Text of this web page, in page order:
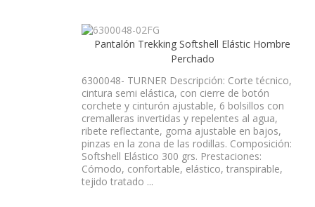
Pantalón Trekking Softshell Elástic Hombre
Perchado
6300048- TURNER Descripción: Corte técnico,
cintura semi elástica, con cierre de botón
corchete y cinturón ajustable, 6 bolsillos con
cremalleras invertidas y repelentes al agua,
ribete reflectante, goma ajustable en bajos,
pinzas en la zona de las rodillas. Composición:
Softshell Elástico 300 grs. Prestaciones:
Cómodo, confortable, elástico, transpirable,
tejido tratado ...